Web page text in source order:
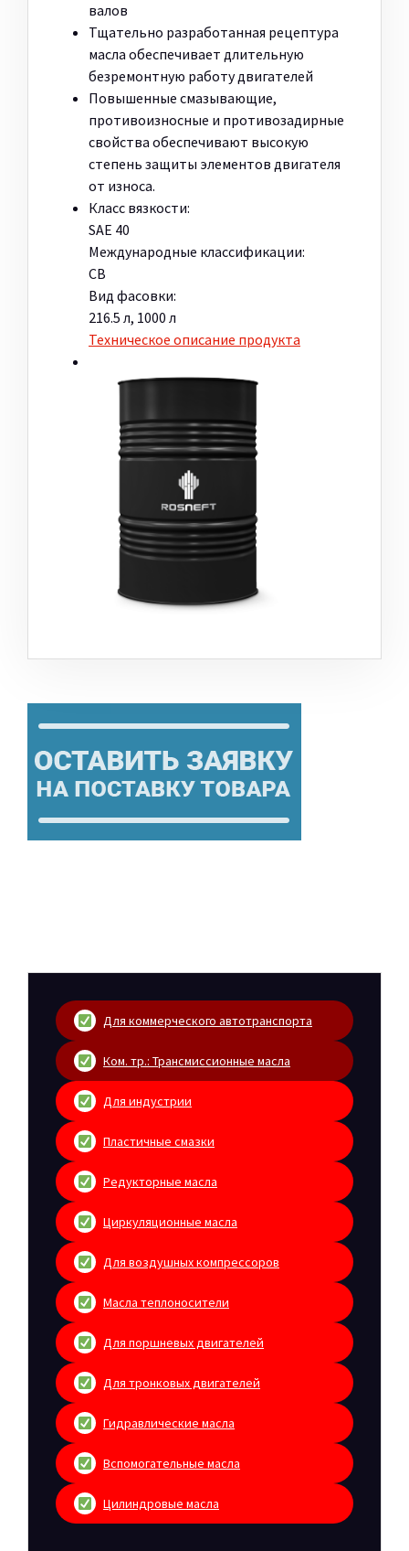
валов
Тщательно разработанная рецептура
масла обеспечивает длительную
безремонтную работу двигателей
Повышенные смазывающие,
противоизносные и противозадирные
свойства обеспечивают высокую
степень защиты элементов двигателя
от износа.
Класс вязкости:
SAE 40
Международные классификации:
CB
Вид фасовки:
216.5 л, 1000 л
Техническое описание продукта
Для коммерческого автотранспорта
Ком. тр.: Трансмиссионные масла
Для индустрии
Пластичные смазки
Редукторные масла
Циркуляционные масла
Для воздушных компрессоров
Масла теплоносители
Для поршневых двигателей
Для тронковых двигателей
Гидравлические масла
Вспомогательные масла
Цилиндровые масла